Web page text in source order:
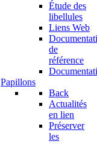
Étude des
libellules
Liens Web
de
référence
Papillons
Back
Actualités
en lien
Préserver
les